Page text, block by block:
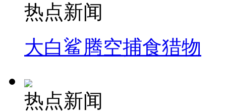
热点新闻
大白鲨腾空捕食猎物
热点新闻